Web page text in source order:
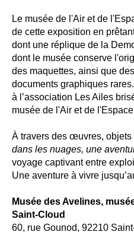
Le musée de l'Air et de
de cette exposition en
dont une réplique de la
dont le musée conserve
des maquettes, ainsi que
documents graphiques
à l’association Les Ailes
musée de l'Air et de
À travers des œuvres, objets
dans les nuages, une
voyage captivant entre
Une aventure à vivre
Musée des Avelines,
Saint-Cloud
60, rue Gounod, 92210